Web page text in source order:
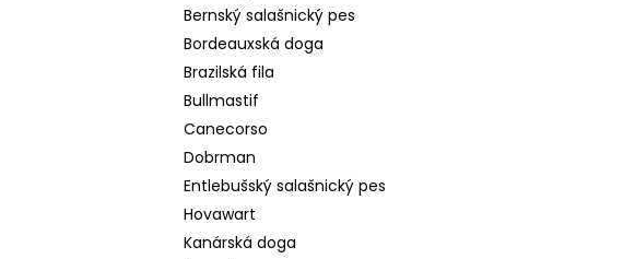
Bernský salašnický pes
Bordeauxská doga
Brazilská fila
Bullmastif
Canecorso
Dobrman
Entlebušský salašnický pes
Hovawart
Kanárská doga